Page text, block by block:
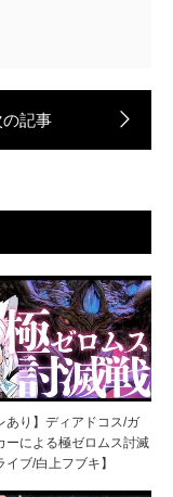
あり】ディアドコス/ガ
ーによる極ゼロムス討滅
イブ/白上フブキ】